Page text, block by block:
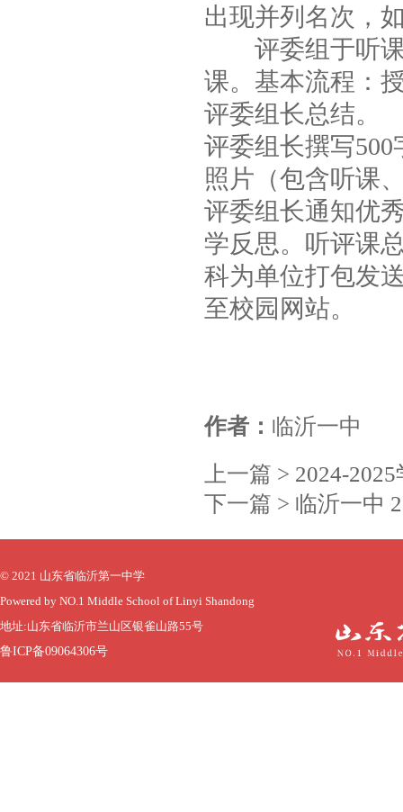
出现并列名次，
评委组于听课
课。基本流程：
评委组长总结。
评委组长撰写
照片（包含听课
评委组长通知优
学反思。听评课
科为单位打包发
至校园网站。
作者： 临沂一中
上一篇 > 2024-
下一篇 > 临沂一中
© 2021 山东省临沂第一中学
Powered by NO.1 Middle School of Linyi Shandong
地址:山东省临沂市兰山区银雀山路55号
鲁ICP备09064306号